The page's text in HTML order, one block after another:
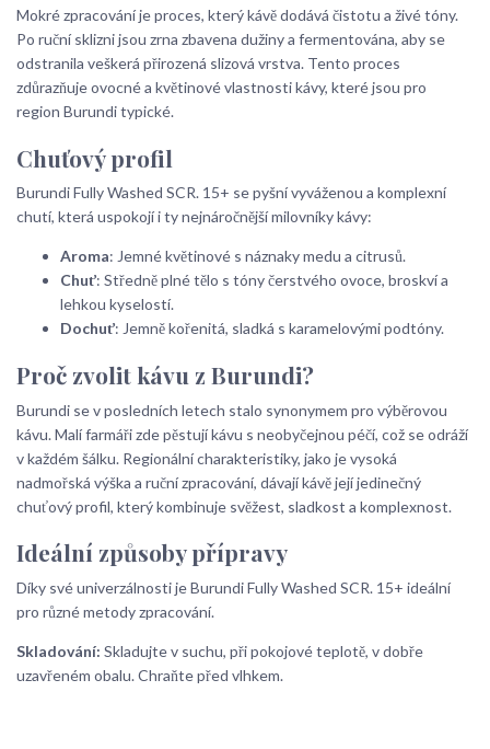
Mokré zpracování je proces, který kávě dodává čistotu a živé tóny.
Po ruční sklizni jsou zrna zbavena dužiny a fermentována, aby se
odstranila veškerá přirozená slizová vrstva. Tento proces
zdůrazňuje ovocné a květinové vlastnosti kávy, které jsou pro
region Burundi typické.
Chuťový profil
Burundi Fully Washed SCR. 15+ se pyšní vyváženou a komplexní
chutí, která uspokojí i ty nejnáročnější milovníky kávy:
Aroma: Jemné květinové s náznaky medu a citrusů.
Chuť: Středně plné tělo s tóny čerstvého ovoce, broskví a
lehkou kyselostí.
Dochuť: Jemně kořenitá, sladká s karamelovými podtóny.
Proč zvolit kávu z Burundi?
Burundi se v posledních letech stalo synonymem pro výběrovou
kávu. Malí farmáři zde pěstují kávu s neobyčejnou péčí, což se odráží
v každém šálku. Regionální charakteristiky, jako je vysoká
nadmořská výška a ruční zpracování, dávají kávě její jedinečný
chuťový profil, který kombinuje svěžest, sladkost a komplexnost.
Ideální způsoby přípravy
Díky své univerzálnosti je Burundi Fully Washed SCR. 15+ ideální
pro různé metody zpracování.
Skladování: Skladujte v suchu, při pokojové teplotě, v dobře
uzavřeném obalu. Chraňte před vlhkem.